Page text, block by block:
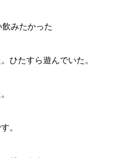
みたかった
ひたすら遊んでいた。
。